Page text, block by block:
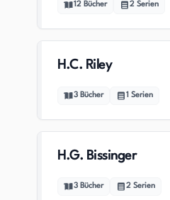
12 Bücher 2 Serien
H.C. Riley
3 Bücher 1 Serien
H.G. Bissinger
3 Bücher 2 Serien